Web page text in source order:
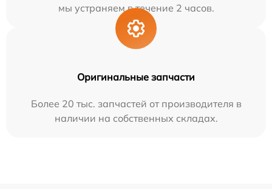
мы устраняем в течение 2 часов.
Оригинальные запчасти
Более 20 тыс. запчастей от производителя в
наличии на собственных складах.